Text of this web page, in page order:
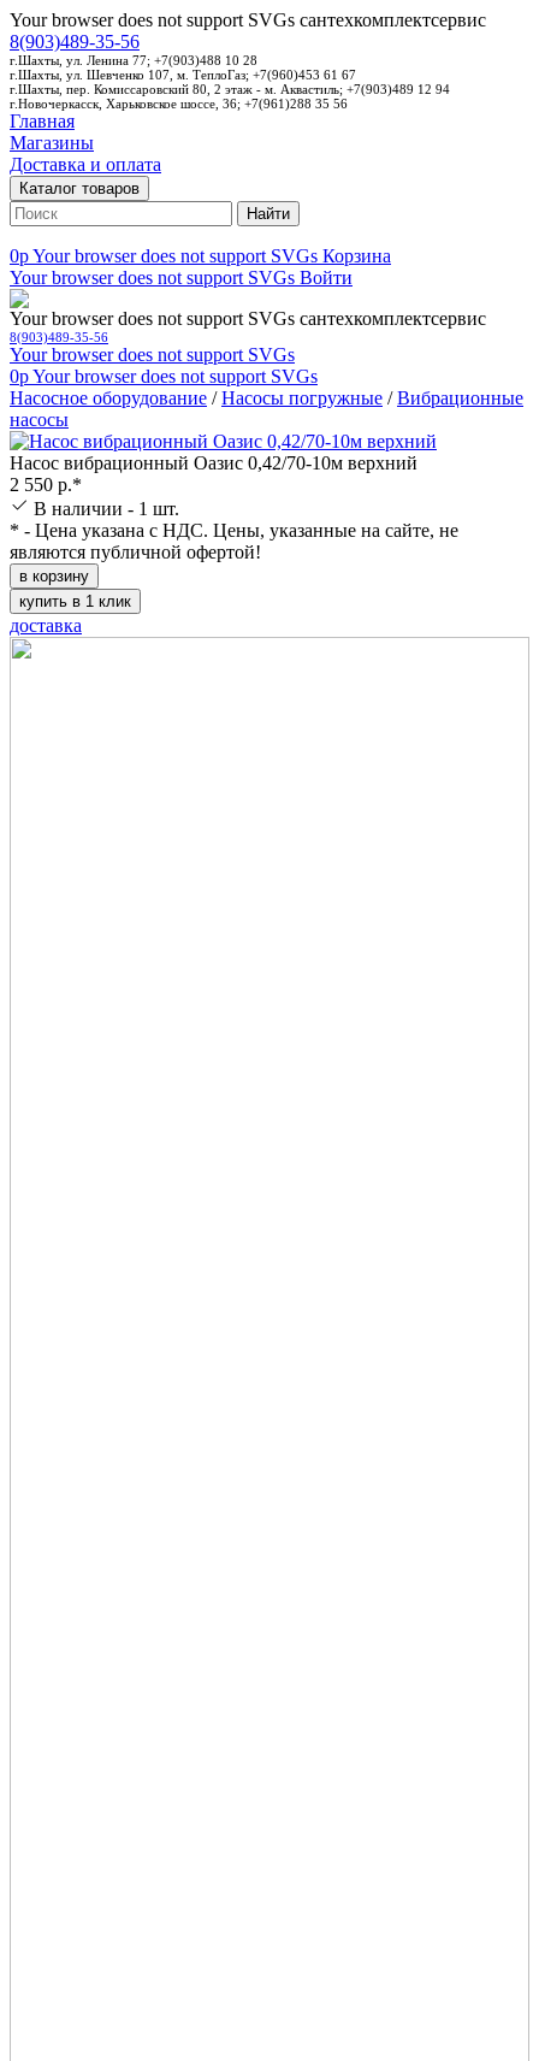
Your browser does not support SVGs сантехкомплектсервис
8(903)489-35-56
г.Шахты, ул. Ленина 77; +7(903)488 10 28
г.Шахты, ул. Шевченко 107, м. ТеплоГаз; +7(960)453 61 67
г.Шахты, пер. Комиссаровский 80, 2 этаж - м. Аквастиль; +7(903)489 12 94
г.Новочеркасск, Харьковское шоссе, 36; +7(961)288 35 56
Главная
Магазины
Доставка и оплата
Каталог товаров
Найти
0pYour browser does not support SVGs Корзина
Your browser does not support SVGs Войти
Your browser does not support SVGs сантехкомплектсервис
8(903)489-35-56
Your browser does not support SVGs
0pYour browser does not support SVGs
Насосное оборудование /Насосы погружные /Вибрационные
насосы
Насос вибрационный Оазис 0,42/70-10м верхний
2 550 р.*
В наличии - 1 шт.
* - Цена указана с НДС. Цены, указанные на сайте, не
являются публичной офертой!
в корзину
купить в 1 клик
доставка